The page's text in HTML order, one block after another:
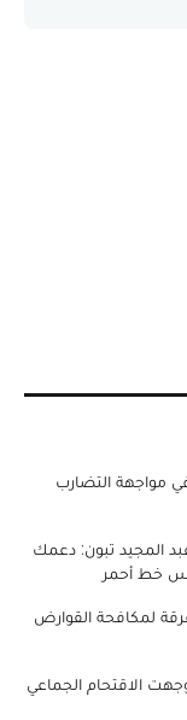
مواجهة التضارب
المجيد تبون: دعمك
خط أحمر
لمكافحة القوارض
الاقتحام الجماعي